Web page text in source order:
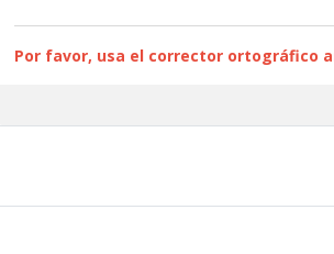
Por favor, usa el corrector ortográfico